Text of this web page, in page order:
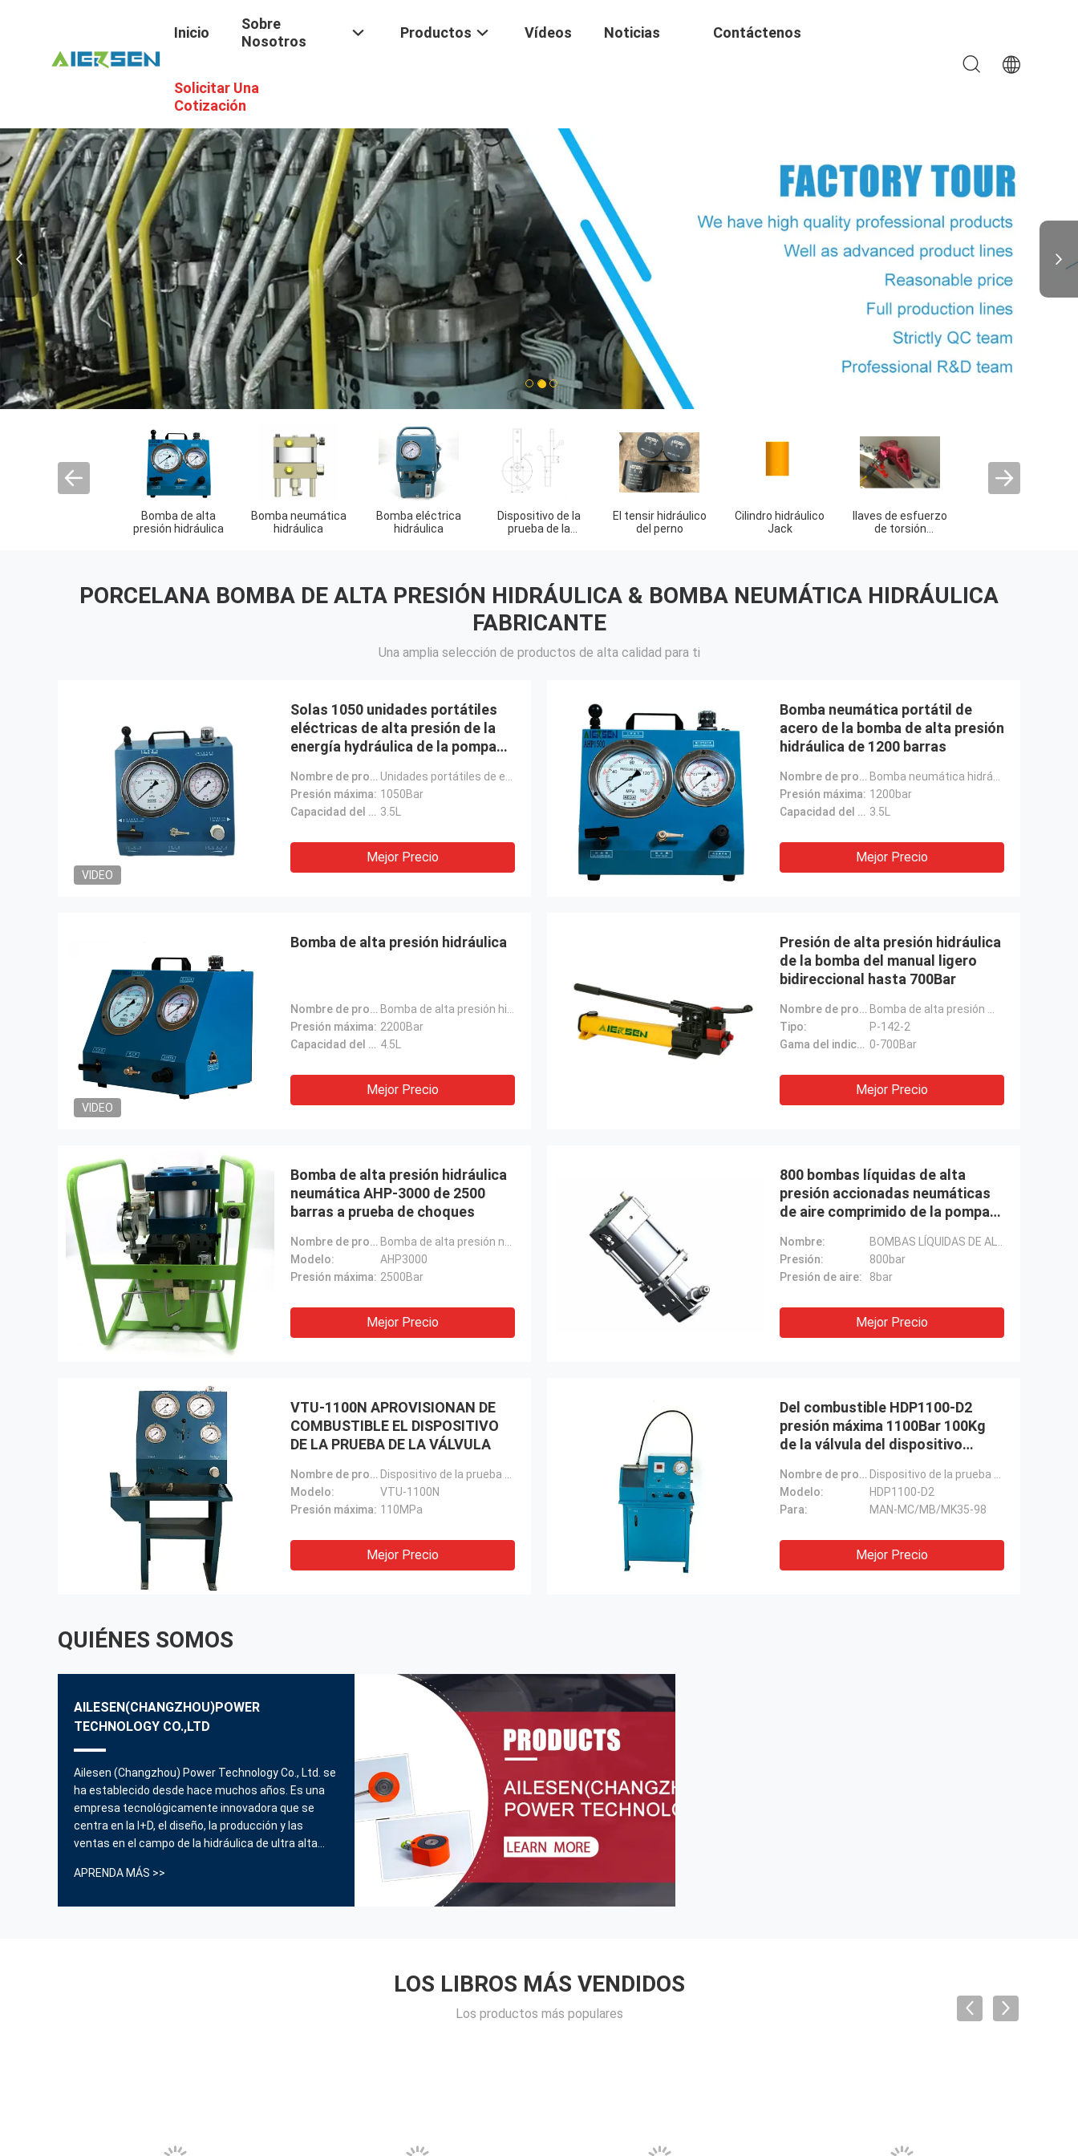
Inicio
Sobre
Nosotros
Productos Vídeos Noticias Contáctenos
Solicitar Una
Cotización
1 2 3
Llave de esfuerzo
de torsión
Llaves de
esfuerzo de
Herramientas del
separador del
Componentes
hydráulicos
Herramienta del
detector de gas
2 piezas del motor
diesel del
4 piezas del motor
diesel del
PORCELANA BOMBA DE ALTA PRESIÓN HIDRÁULICA & BOMBA NEUMÁTICA HIDRÁULICA
FABRICANTE
Una amplia selección de productos de alta calidad para ti
VIDEO
Solas 1050 unidades portátiles
eléctricas de alta presión de la
energía hydráulica de la pompa
Nombre de producto:
Unidades portátiles de energía hidráulica
Presión máxima: 1050Bar
Capacidad del depósito de gasolina: 3.5L
Mejor Precio
Bomba neumática portátil de
acero de la bomba de alta presión
hidráulica de 1200 barras
Nombre de producto:
Bomba neumática hidráulica de alta presión
Presión máxima: 1200bar
Capacidad del depósito de gasolina: 3.5L
Mejor Precio
VIDEO
Bomba de alta presión hidráulica
Nombre de producto:
Bomba de alta presión hidráulica
Presión máxima: 2200Bar
Capacidad del depósito de gasolina: 4.5L
Mejor Precio
Presión de alta presión hidráulica
de la bomba del manual ligero
bidireccional hasta 700Bar
Nombre de producto:
Bomba de alta presión manual ligera bidireccional
Tipo:
P-142-2
Gama del indicador de presión: 0-700Bar
Mejor Precio
Bomba de alta presión hidráulica
neumática AHP-3000 de 2500
barras a prueba de choques
Nombre de producto:
Bomba de alta presión neumática
Modelo:
AHP3000
Presión máxima: 2500Bar
Mejor Precio
800 bombas líquidas de alta
presión accionadas neumáticas
de aire comprimido de la pompa
Nombre:
BOMBAS LÍQUIDAS DE ALTA PRESIÓN DE AIRE COMPRIMIDO
Presión:
800bar
Presión de aire:
8bar
Mejor Precio
VTU-1100N APROVISIONAN DE
COMBUSTIBLE EL DISPOSITIVO
DE LA PRUEBA DE LA VÁLVULA
Nombre de producto:
Dispositivo de la prueba de la válvula del combustible
Modelo:
VTU-1100N
Presión máxima: 110MPa
Mejor Precio
Del combustible HDP1100-D2
presión máxima 1100Bar 100Kg
de la válvula del dispositivo
Nombre de producto:
Dispositivo de la prueba de la válvula del combustible
Modelo:
HDP1100-D2
Para:
MAN-MC/MB/MK35-98
Mejor Precio
QUIÉNES SOMOS
AILESEN(CHANGZHOU)POWER
TECHNOLOGY CO.,LTD
Ailesen (Changzhou) Power Technology Co., Ltd. se
ha establecido desde hace muchos años. Es una
empresa tecnológicamente innovadora que se
centra en la I+D, el diseño, la producción y las
ventas en el campo de la hidráulica de ultra alta
ha adherido al principio de la orientación al talento y
APRENDA MÁS >>
LOS LIBROS MÁS VENDIDOS
Los productos más populares